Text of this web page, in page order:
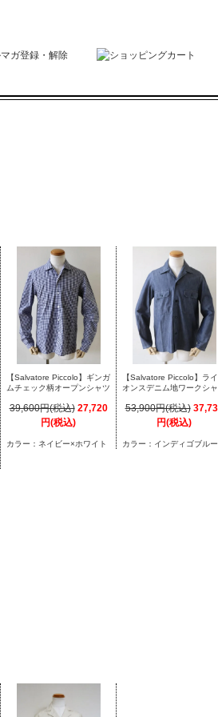
【Salvatore Piccolo】ギンガ
ムチェック柄オープンシャツ
39,600円(税込) 27,720
円(税込)
カラー：ネイビー×ホワイト
【Salvatore Piccolo】ライ
オンスデニム地ワークシ
53,900円(税込)
円(税込)
カラー：インディゴブルー